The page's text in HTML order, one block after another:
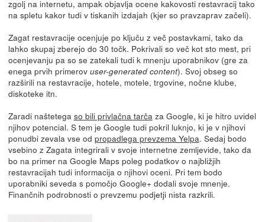
zgolj na internetu, ampak objavlja ocene kakovosti restavracij tako
na spletu kakor tudi v tiskanih izdajah (kjer so pravzaprav začeli).
Zagat restavracije ocenjuje po ključu z več postavkami, tako da
lahko skupaj zberejo do 30 točk. Pokrivali so več kot sto mest, pri
ocenjevanju pa so se zatekali tudi k mnenju uporabnikov (gre za
enega prvih primerov user-generated content). Svoj obseg so
razširili na restavracije, hotele, motele, trgovine, nočne klube,
diskoteke itn.
Zaradi naštetega so bili privlačna tarčaza Google, ki je hitro uvidel
njihov potencial. S tem je Google tudi pokril luknjo, ki je v njihovi
ponudbi zevala vse od propadlega prevzema Yelpa. Sedaj bodo
vsebino z Zagata integrirali v svoje internetne zemljevide, tako da
bo na primer na Google Maps poleg podatkov o najbližjih
restavracijah tudi informacija o njihovi oceni. Pri tem bodo
uporabniki seveda s pomočjo Google+ dodali svoje mnenje.
Finančnih podrobnosti o prevzemu podjetji nista razkrili.